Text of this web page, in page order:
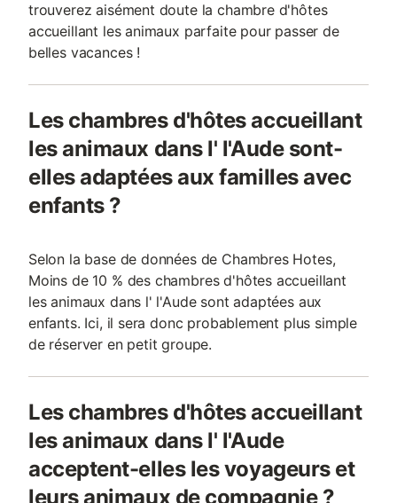
trouverez aisément doute la chambre d'hôtes
accueillant les animaux parfaite pour passer de
belles vacances !
Les chambres d'hôtes accueillant
les animaux dans l' l'Aude sont-
elles adaptées aux familles avec
enfants ?
Selon la base de données de Chambres Hotes,
Moins de 10 % des chambres d'hôtes accueillant
les animaux dans l' l'Aude sont adaptées aux
enfants. Ici, il sera donc probablement plus simple
de réserver en petit groupe.
Les chambres d'hôtes accueillant
les animaux dans l' l'Aude
acceptent-elles les voyageurs et
leurs animaux de compagnie ?